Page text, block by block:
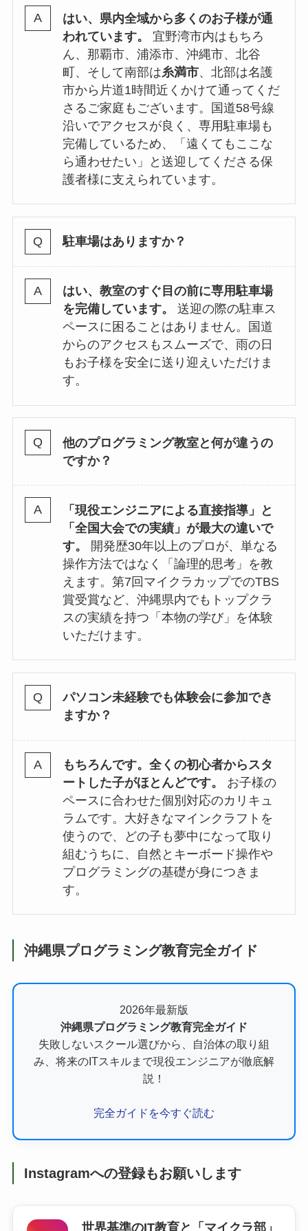
はい、県内全域から多くのお子様が通
われています。
宜野湾市内はもちろ
ん、那覇市、浦添市、沖縄市、北谷
町、そして南部は糸満市、北部は名護
市から片道1時間近くかけて通ってくだ
さるご家庭もございます。国道58号線
沿いでアクセスが良く、専用駐車場も
完備しているため、「遠くてもここな
ら通わせたい」と送迎してくださる保
護者様に支えられています。
駐車場はありますか？
はい、教室のすぐ目の前に専用駐車場
を完備しています。
送迎の際の駐車ス
ペースに困ることはありません。国道
からのアクセスもスムーズで、雨の日
もお子様を安全に送り迎えいただけま
す。
他のプログラミング教室と何が違うの
ですか？
「現役エンジニアによる直接指導」と
「全国大会での実績」が最大の違いで
す。
開発歴30年以上のプロが、単なる
操作方法ではなく「論理的思考」を教
えます。第7回マイクラカップでのTBS
賞受賞など、沖縄県内でもトップクラ
スの実績を持つ「本物の学び」を体験
いただけます。
パソコン未経験でも体験会に参加でき
ますか？
もちろんです。全くの初心者からスタ
ートした子がほとんどです。
お子様の
ペースに合わせた個別対応のカリキュ
ラムです。大好きなマインクラフトを
使うので、どの子も夢中になって取り
組むうちに、自然とキーボード操作や
プログラミングの基礎が身につきま
す。
沖縄県プログラミング教育完全ガイド
2026年最新版
沖縄県プログラミング教育完全ガイド
失敗しないスクール選びから、自治体の取り組
み、将来のITスキルまで現役エンジニアが徹底解
説！
完全ガイドを今すぐ読む
Instagramへの登録もお願いします
世界基準のIT教育と「マイクラ部」